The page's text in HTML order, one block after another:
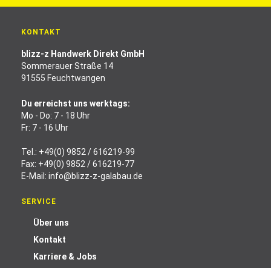
KONTAKT
blizz-z Handwerk Direkt GmbH
Sommerauer Straße 14
91555 Feuchtwangen
Du erreichst uns werktags:
Mo - Do: 7 - 18 Uhr
Fr: 7 - 16 Uhr
Tel.: +49(0) 9852 / 616219-99
Fax: +49(0) 9852 / 616219-77
E-Mail: info@blizz-z-galabau.de
SERVICE
Über uns
Kontakt
Karriere & Jobs